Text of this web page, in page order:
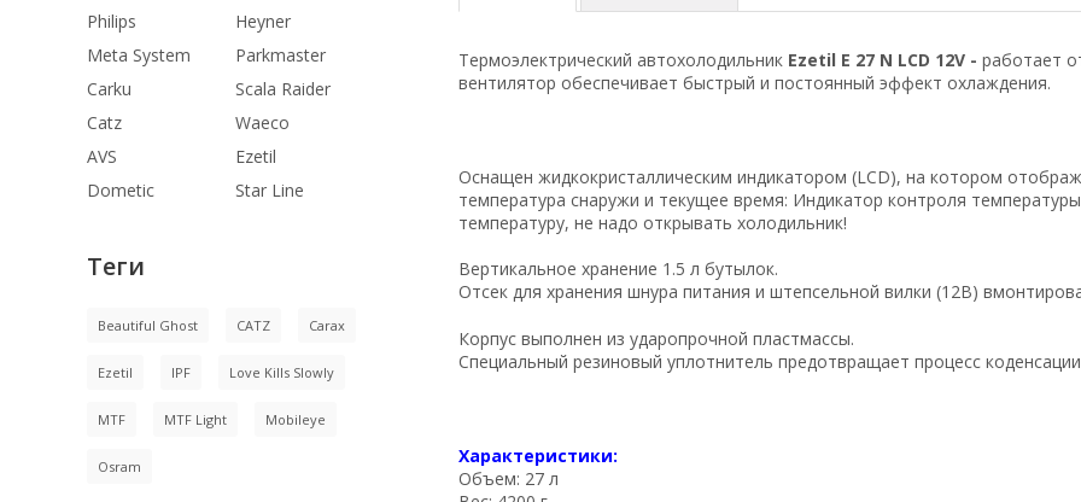
Термоэлектрический автохолодильник Ezetil E 27 N LCD 12V - работает
вентилятор обеспечивает быстрый и постоянный эффект охлаждения.
Оснащен жидкокристаллическим индикатором (LCD), на котором
температура снаружи и текущее время: Индикатор контроля
температуру, не надо открывать холодильник!
Вертикальное хранение 1.5 л бутылок.
Отсек для хранения шнура питания и штепсельной вилки (12В)
Корпус выполнен из ударопрочной пластмассы.
Специальный резиновый уплотнитель предотвращает процесс
Характеристики:
Объем: 27 л
Philips
Heyner
Meta System
Parkmaster
Carku
Scala Raider
Catz
Waeco
AVS
Ezetil
Dometic
Star Line
Теги
Beautiful Ghost CATZ Carax
Ezetil IPF Love Kills Slowly
MTF MTF Light Mobileye
Osram